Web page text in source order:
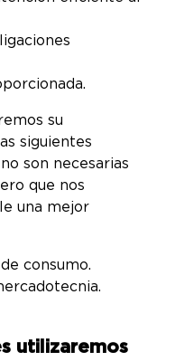
su
siguientes
son necesarias
que nos
una mejor
consumo.
utilizaremos